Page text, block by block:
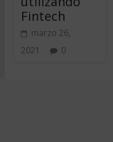
Fintech
marzo 26,
2021
0